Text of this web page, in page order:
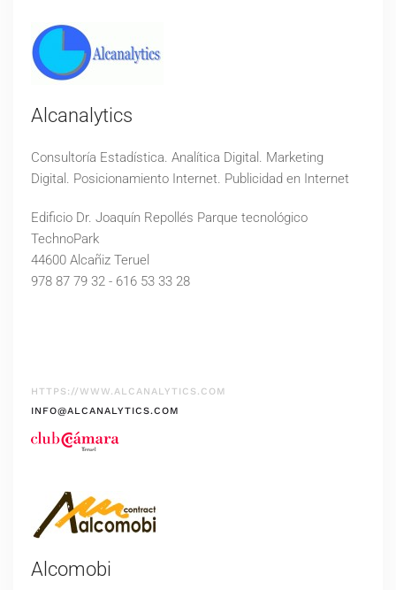
Alcanalytics
Consultoría Estadística. Analítica Digital. Marketing
Digital. Posicionamiento Internet. Publicidad en Internet
Edificio Dr. Joaquín Repollés Parque tecnológico
TechnoPark
44600 Alcañiz Teruel
978 87 79 32 - 616 53 33 28
HTTPS://WWW.ALCANALYTICS.COM
INFO@ALCANALYTICS.COM
Alcomobi